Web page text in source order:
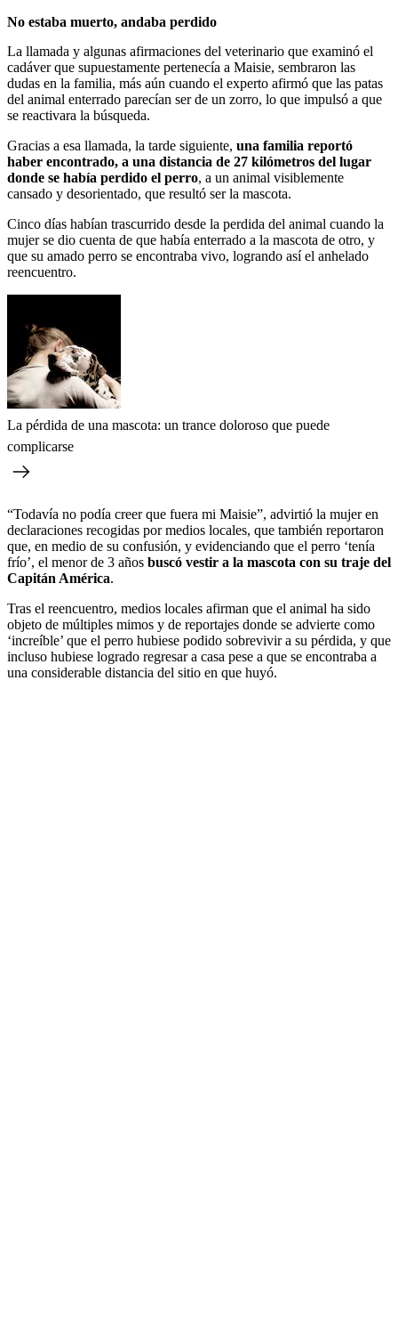
No estaba muerto, andaba perdido
La llamada y algunas afirmaciones del veterinario que examinó el
cadáver que supuestamente pertenecía a Maisie, sembraron las
dudas en la familia, más aún cuando el experto afirmó que las patas
del animal enterrado parecían ser de un zorro, lo que impulsó a que
se reactivara la búsqueda.
Gracias a esa llamada, la tarde siguiente, una familia reportó
haber encontrado, a una distancia de 27 kilómetros del lugar
donde se había perdido el perro, a un animal visiblemente
cansado y desorientado, que resultó ser la mascota.
Cinco días habían trascurrido desde la perdida del animal cuando la
mujer se dio cuenta de que había enterrado a la mascota de otro, y
que su amado perro se encontraba vivo, logrando así el anhelado
reencuentro.
La pérdida de una mascota: un trance doloroso que puede
complicarse
“Todavía no podía creer que fuera mi Maisie”, advirtió la mujer en
declaraciones recogidas por medios locales, que también reportaron
que, en medio de su confusión, y evidenciando que el perro ‘tenía
frío’, el menor de 3 años buscó vestir a la mascota con su traje del
Capitán América.
Tras el reencuentro, medios locales afirman que el animal ha sido
objeto de múltiples mimos y de reportajes donde se advierte como
‘increíble’ que el perro hubiese podido sobrevivir a su pérdida, y que
incluso hubiese logrado regresar a casa pese a que se encontraba a
una considerable distancia del sitio en que huyó.